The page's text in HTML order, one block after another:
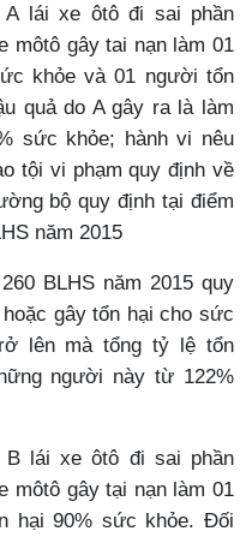
A lái xe ôtô đi sai phần
môtô gây tai nạn làm 01
khỏe và 01 người tổn
quả do A gây ra là làm
sức khỏe; hành vi nêu
tội vi phạm quy định về
bộ quy định tại điểm
năm 2015
BLHS năm 2015 quy
gây tổn hại cho sức
lên mà tổng tỷ lệ tổn
người này từ 122%
B lái xe ôtô đi sai phần
môtô gây tại nạn làm 01
hại 90% sức khỏe. Đối